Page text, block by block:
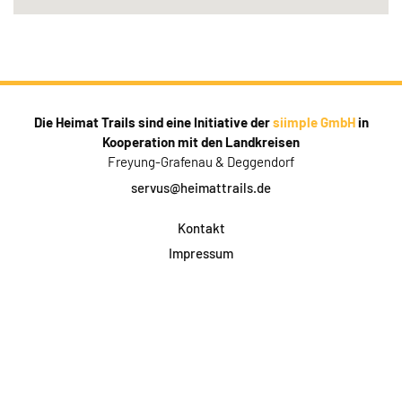
Die Heimat Trails sind eine Initiative dersiimple GmbHin
Kooperation mit den Landkreisen
Freyung-Grafenau & Deggendorf
servus@heimattrails.de
Kontakt
Impressum